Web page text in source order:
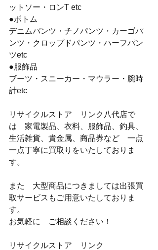
ットソー・ロンT etc
●ボトム
デニムパンツ・チノパンツ・カーゴパ
ンツ・クロップドパンツ・ハーフパン
ツetc
●服飾品
ブーツ・スニーカー・マウラー・腕時
計etc
リサイクルストア　リンク八代店で
は　家電製品、衣料、服飾品、釣具、
生活雑貨、貴金属、商品券など　一点
一点丁寧に買取りをいたしておりま
す。
また　大型商品につきましては出張買
取サービスもご用意いたしておりま
す。
お気軽に　ご相談ください！
リサイクルストア　リンク